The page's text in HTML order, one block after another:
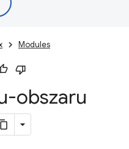
Modules
obszaru